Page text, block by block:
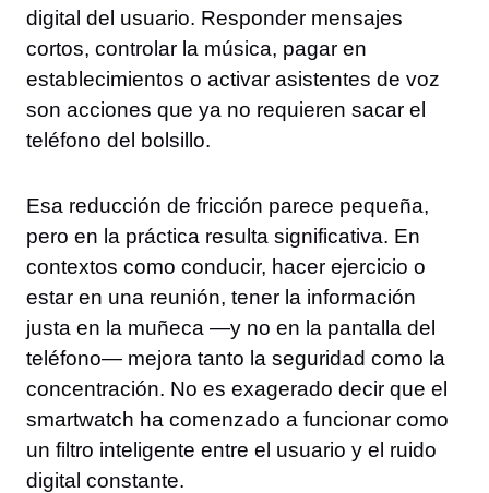
digital del usuario. Responder mensajes
cortos, controlar la música, pagar en
establecimientos o activar asistentes de voz
son acciones que ya no requieren sacar el
teléfono del bolsillo.
Esa reducción de fricción parece pequeña,
pero en la práctica resulta significativa. En
contextos como conducir, hacer ejercicio o
estar en una reunión, tener la información
justa en la muñeca —y no en la pantalla del
teléfono— mejora tanto la seguridad como la
concentración. No es exagerado decir que el
smartwatch ha comenzado a funcionar como
un filtro inteligente entre el usuario y el ruido
digital constante.